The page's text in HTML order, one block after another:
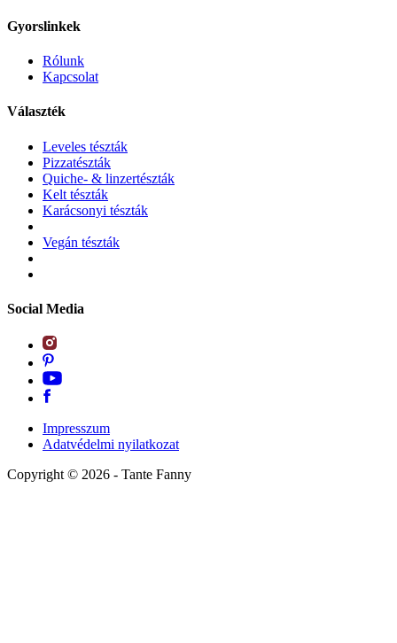
Gyorslinkek
Rólunk
Kapcsolat
Választék
Leveles tészták
Pizzatészták
Quiche- & linzertészták
Kelt tészták
Karácsonyi tészták
Vegán tészták
Social Media
Impresszum
Adatvédelmi nyilatkozat
Copyright © 2026 - Tante Fanny